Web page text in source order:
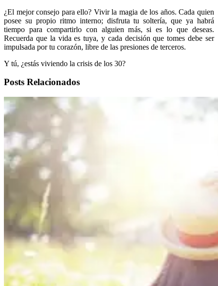
¿El mejor consejo para ello? Vivir la magia de los años. Cada quien
posee su propio ritmo interno; disfruta tu soltería, que ya habrá
tiempo para compartirlo con alguien más, si es lo que deseas.
Recuerda que la vida es tuya, y cada decisión que tomes debe ser
impulsada por tu corazón, libre de las presiones de terceros.
Y tú, ¿estás viviendo la crisis de los 30?
Posts Relacionados